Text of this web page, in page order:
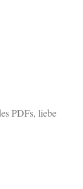
PDFs, liebe